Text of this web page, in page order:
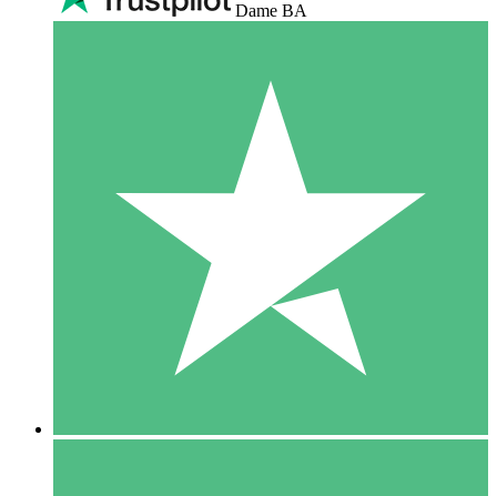
Dame BA